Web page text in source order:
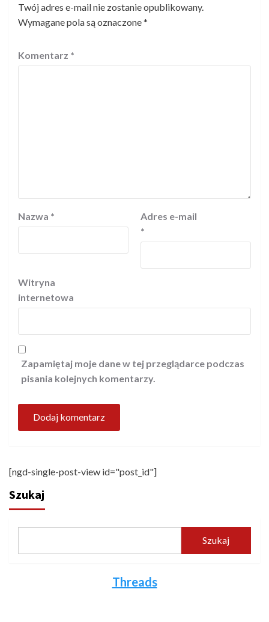
Twój adres e-mail nie zostanie opublikowany.
Wymagane pola są oznaczone*
Komentarz *
Nazwa *
Adres e-mail
*
Witryna
internetowa
Zapamiętaj moje dane w tej przeglądarce podczas
pisania kolejnych komentarzy.
[ngd-single-post-view id="post_id"]
Szukaj
Szukaj
Threads